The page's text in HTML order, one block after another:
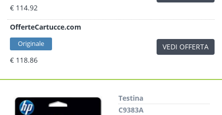
€ 114.92
OfferteCartucce.com
Originale
€ 118.86
VEDI OFFERTA
Testina
C9383A